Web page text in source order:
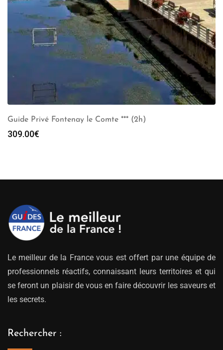
Guide Privé Fontenay le Comte *** (2h)
309.00€
Le meilleur de la France vous est offert par une équipe de
professionnels réactifs, connaissant leurs territoires et qui
se feront un plaisir de vous en faire découvrir les saveurs et
les secrets.
Rechercher :